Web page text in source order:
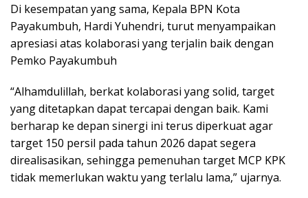
Di kesempatan yang sama, Kepala BPN Kota
Payakumbuh, Hardi Yuhendri, turut menyampaikan
apresiasi atas kolaborasi yang terjalin baik dengan
Pemko Payakumbuh
“Alhamdulillah, berkat kolaborasi yang solid, target
yang ditetapkan dapat tercapai dengan baik. Kami
berharap ke depan sinergi ini terus diperkuat agar
target 150 persil pada tahun 2026 dapat segera
direalisasikan, sehingga pemenuhan target MCP KPK
tidak memerlukan waktu yang terlalu lama,” ujarnya.